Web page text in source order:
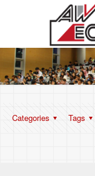
Categories Tags